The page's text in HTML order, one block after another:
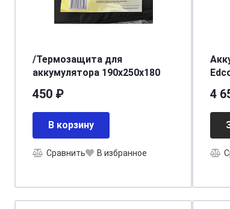
/Термозащита для
аккумулятора 190х250х180
450 ₽
В корзину
Сравнить В избранное
4